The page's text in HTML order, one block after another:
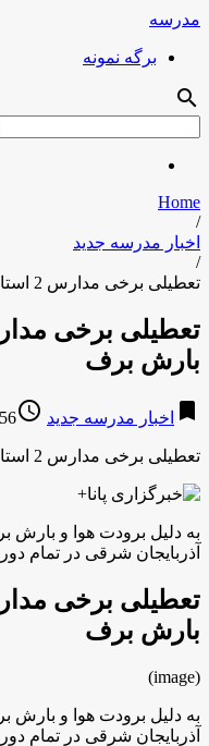
مدرسه
برگه نمونه
search
Home
/
اخبار مدرسه جدید
/
تعطیلی برخی مدارس 2 استان به دلیل بارش برف
بارش برف
bookmark اخبار مدرسه جدید access_time
56 years ago
تعطیلی برخی مدارس 2 استان به دلیل بارش برف
به دلیل برودت هوا و بارش
آذربایجان شرقی در تمام
بارش برف
(image)
به دلیل برودت هوا و بارش
آذربایجان شرقی در تمام